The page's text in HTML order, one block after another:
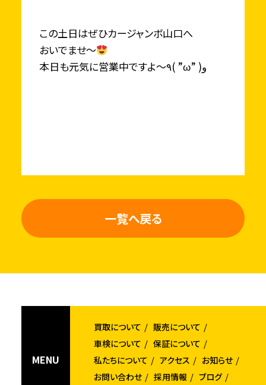
この土日はぜひカージャンボ山口へ
おいでませ～
本日も元気に営業中ですよ～٩( ”ω” )و
一覧へ戻る
MENU
買取について
販売について
車検について
保証について
私たちについて
アクセス
お知らせ
お問い合わせ
採用情報 ブログ